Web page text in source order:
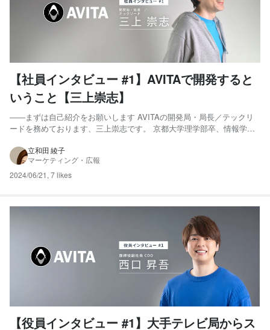
【社員インタビュー #1】AVITAで開発すると
いうこと【三上崇志】
――まずは自己紹介をお願いします AVITAの開発局・局長／テックリ
ードを務めております、三上崇志です。 京都大学理学部卒、情報学研
み込み検索ライブラリ・超音波センサによる物体検出システム・車載エ
コーキャンセラーなど、さまざまな開発に従事しました。 ...
立和田 綾子
マーケティング・広報
2024/06/21 , 7 likes
【役員インタビュー #1】大手テレビ局からス